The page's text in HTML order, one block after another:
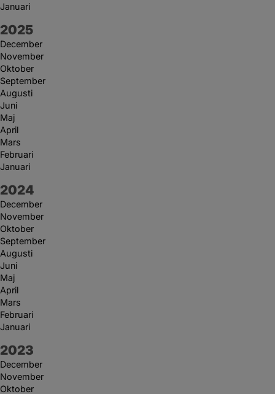
Januari
År:
2025
December
November
Oktober
September
Augusti
Juni
Maj
April
Mars
Februari
Januari
År:
2024
December
November
Oktober
September
Augusti
Juni
Maj
April
Mars
Februari
Januari
År:
2023
December
November
Oktober